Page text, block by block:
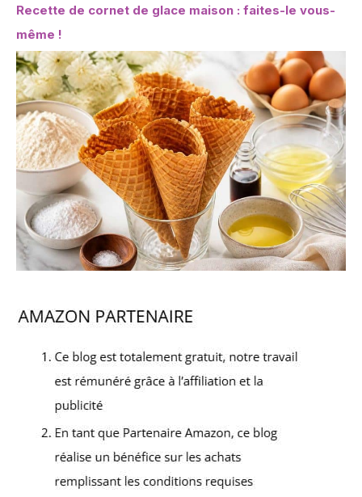
Recette de cornet de glace maison : faites-le vous-
même !